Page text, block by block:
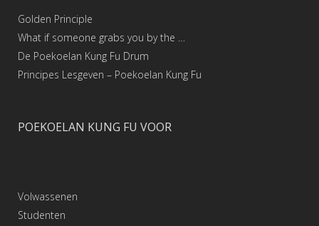
Golden Principle
What if someone grabs you by the …
De Poekoelan Kung Fu Drum
Principes Lesgeven – Poekoelan Kung Fu
POEKOELAN KUNG FU VOOR
Volwassenen
Studenten